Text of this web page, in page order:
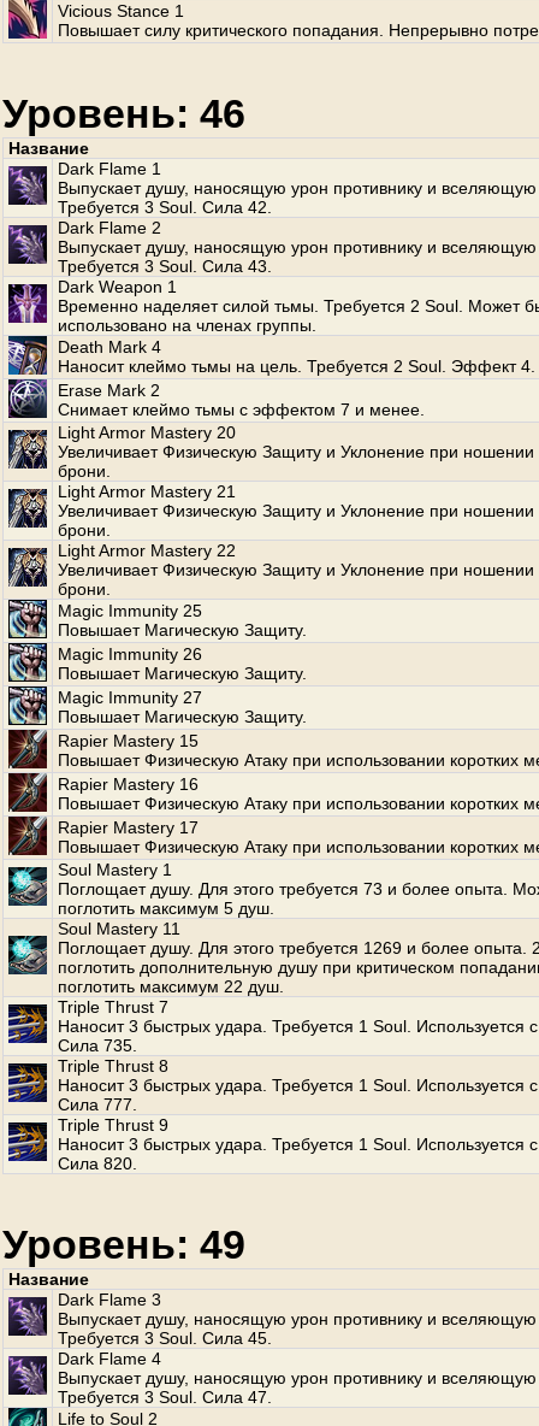
Vicious Stance 1
Повышает силу критического попадания. Непрерывно
Уровень: 46
Название
Dark Flame 1
Выпускает душу, наносящую урон противнику и вселяющую
Требуется 3 Soul. Сила 42.
Dark Flame 2
Выпускает душу, наносящую урон противнику и вселяющую
Требуется 3 Soul. Сила 43.
Dark Weapon 1
Временно наделяет силой тьмы. Требуется 2 Soul. Может
использовано на членах группы.
Death Mark 4
Наносит клеймо тьмы на цель. Требуется 2 Soul. Эффект 4.
Erase Mark 2
Снимает клеймо тьмы с эффектом 7 и менее.
Light Armor Mastery 20
Увеличивает Физическую Защиту и Уклонение при ношении
брони.
Light Armor Mastery 21
Увеличивает Физическую Защиту и Уклонение при ношении
брони.
Light Armor Mastery 22
Увеличивает Физическую Защиту и Уклонение при ношении
брони.
Magic Immunity 25
Повышает Магическую Защиту.
Magic Immunity 26
Повышает Магическую Защиту.
Magic Immunity 27
Повышает Магическую Защиту.
Rapier Mastery 15
Повышает Физическую Атаку при использовании коротких
Rapier Mastery 16
Повышает Физическую Атаку при использовании коротких
Rapier Mastery 17
Повышает Физическую Атаку при использовании коротких
Soul Mastery 1
Поглощает душу. Для этого требуется 73 и более опыта.
поглотить максимум 5 душ.
Soul Mastery 11
Поглощает душу. Для этого требуется 1269 и более опыта.
поглотить дополнительную душу при критическом
поглотить максимум 22 душ.
Triple Thrust 7
Наносит 3 быстрых удара. Требуется 1 Soul. Используется
Сила 735.
Triple Thrust 8
Наносит 3 быстрых удара. Требуется 1 Soul. Используется
Сила 777.
Triple Thrust 9
Наносит 3 быстрых удара. Требуется 1 Soul. Используется
Сила 820.
Уровень: 49
Название
Dark Flame 3
Выпускает душу, наносящую урон противнику и вселяющую
Требуется 3 Soul. Сила 45.
Dark Flame 4
Выпускает душу, наносящую урон противнику и вселяющую
Требуется 3 Soul. Сила 47.
Life to Soul 2